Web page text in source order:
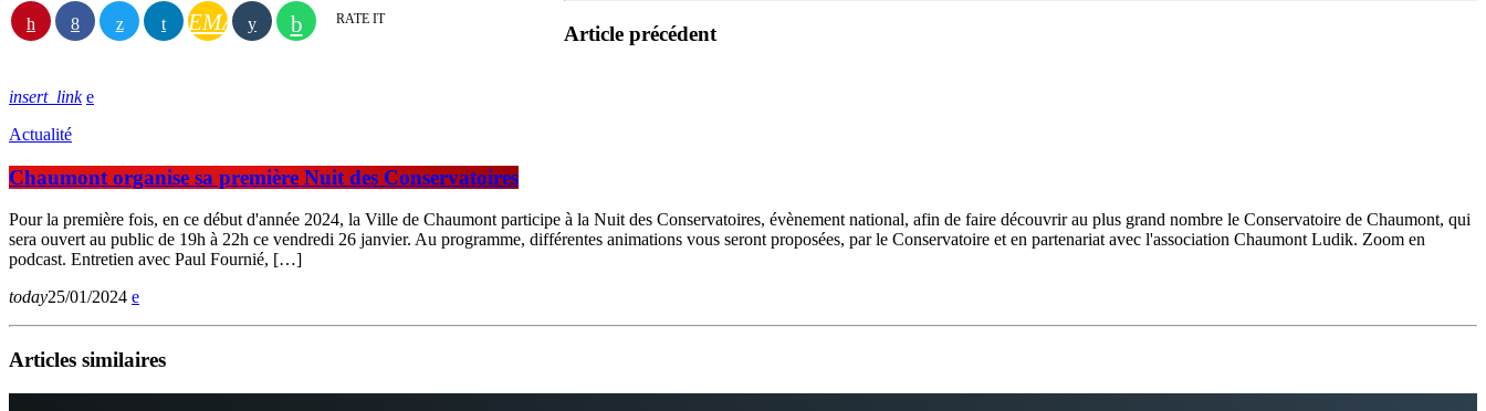
EMAIL RATE IT
Article précédent
insert_link
Actualité
Chaumont organise sa première Nuit des Conservatoires
Pour la première fois, en ce début d'année 2024, la Ville de Chaumont participe à la Nuit des Conservatoires, évènement national, afin de faire découvrir au plus grand nombre le Conservatoire de Chaumont, qui
sera ouvert au public de 19h à 22h ce vendredi 26 janvier. Au programme, différentes animations vous seront proposées, par le Conservatoire et en partenariat avec l'association Chaumont Ludik. Zoom en
podcast. Entretien avec Paul Fournié, […]
today25/01/2024
Articles similaires